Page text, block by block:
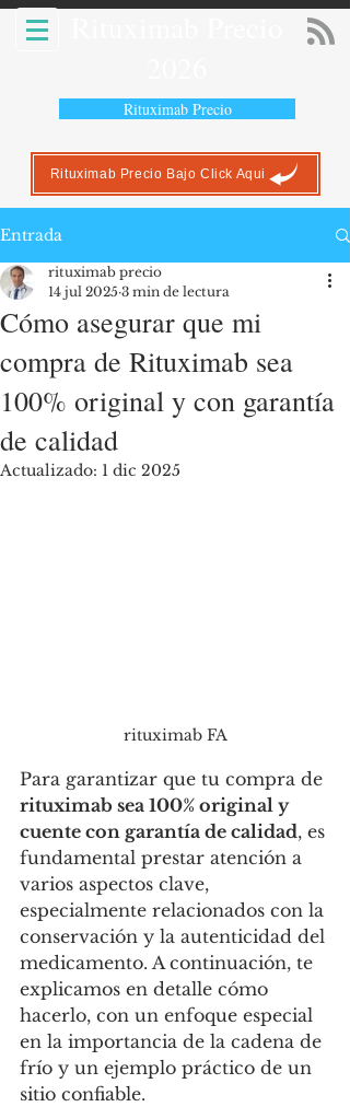
Rituximab Precio
Rituximab Precio Bajo Click Aqui
Entrada
Cómo asegurar que mi
compra de Rituximab sea
100% original y con garantía
de calidad
rituximab precio
14 jul 2025 3 min de lectura
Actualizado: 1 dic 2025
rituximab FA
Para garantizar que tu compra de
rituximab sea 100% original y
cuente con garantía de calidad, es
fundamental prestar atención a
varios aspectos clave,
especialmente relacionados con la
conservación y la autenticidad del
medicamento. A continuación, te
explicamos en detalle cómo
hacerlo, con un enfoque especial
en la importancia de la cadena de
frío y un ejemplo práctico de un
sitio confiable.